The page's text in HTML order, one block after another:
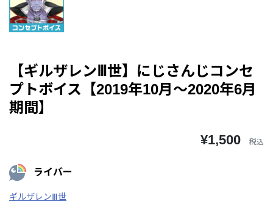
【ギルザレンⅢ世】にじさんじコンセ
プトボイス【2019年10月～2020年6月
期間】
¥1,500 税込
ライバー
ギルザレンⅢ世